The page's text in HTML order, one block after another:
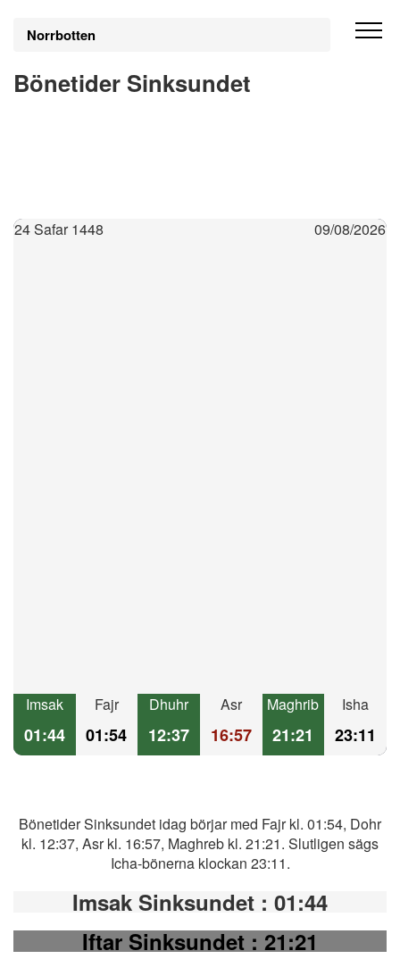
Norrbotten
Bönetider Sinksundet
24 Safar 1448 09/08/2026
Imsak
01:44
Fajr
01:54
Dhuhr
12:37
Asr
16:57
Maghrib
21:21
Isha
23:11
Bönetider Sinksundet idag börjar med Fajr kl. 01:54, Dohr
kl. 12:37, Asr kl. 16:57, Maghreb kl. 21:21. Slutligen sägs
Icha-bönerna klockan 23:11.
Imsak Sinksundet : 01:44
Iftar Sinksundet: 21:21